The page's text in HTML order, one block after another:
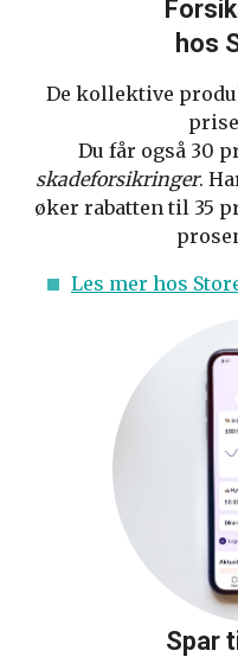
hos
De kollektive
Du får også 30
skadeforsikringer.
øker rabatten til 35
Les mer hos
Spar